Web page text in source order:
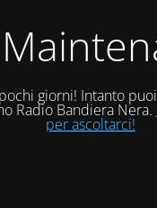
giorni! Intanto
Radio Bandiera Nera.
per ascoltarci!